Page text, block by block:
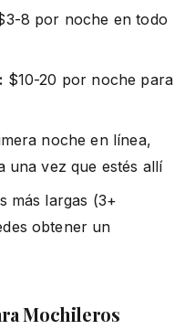
8 por noche en todo
$10-20 por noche para
noche en línea,
una vez que estés allí
más largas (3+
obtener un
Mochileros